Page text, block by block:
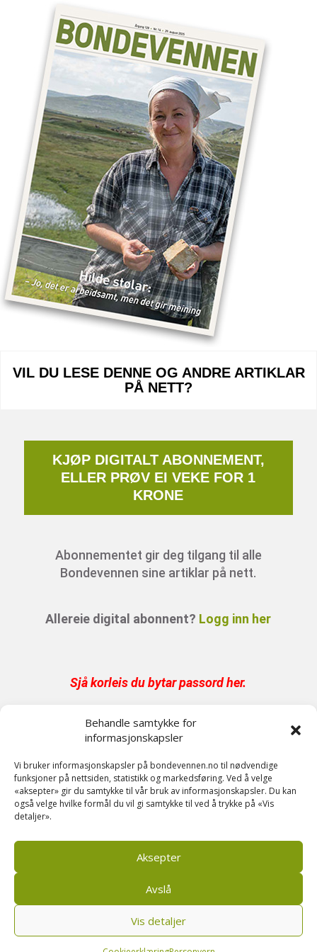
Behandle samtykke for
informasjonskapsler
Vi bruker informasjonskapsler på bondevennen.no til nødvendige
funksjoner på nettsiden, statistikk og markedsføring. Ved å velge
«aksepter» gir du samtykke til vår bruk av informasjonskapsler. Du kan
også velge hvilke formål du vil gi samtykke til ved å trykke på «Vis
detaljer».
Aksepter
Avslå
Vis detaljer
VIL DU LESE DENNE OG ANDRE ARTIKLAR
PÅ NETT?
KJØP DIGITALT ABONNEMENT,
ELLER PRØV EI VEKE FOR 1
KRONE
Abonnementet gir deg tilgang til alle
Bondevennen sine artiklar på nett.
Allereie digital abonnent? Logg inn her
Sjå korleis du bytar passord her.
Har du abonnement på papir er digital tilgang
inkludert.
Send oss en epost på post@bondevennen.no
for innloggingsdetaljer.
Har du spørsmål angående abonnement?
ein e-post til
post@bondevennen.no.